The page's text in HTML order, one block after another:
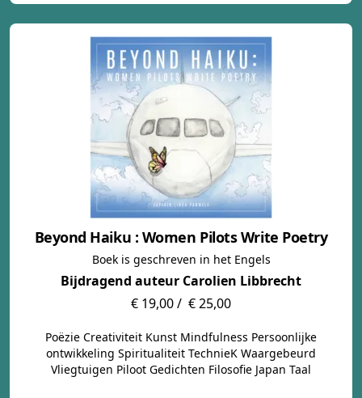
Beyond Haiku : Women Pilots Write Poetry
Boek is geschreven in het Engels
Bijdragend auteur Carolien Libbrecht
€ 19,00 / € 25,00
Poëzie Creativiteit Kunst Mindfulness Persoonlijke
ontwikkeling Spiritualiteit TechnieK Waargebeurd
Vliegtuigen Piloot Gedichten Filosofie Japan Taal